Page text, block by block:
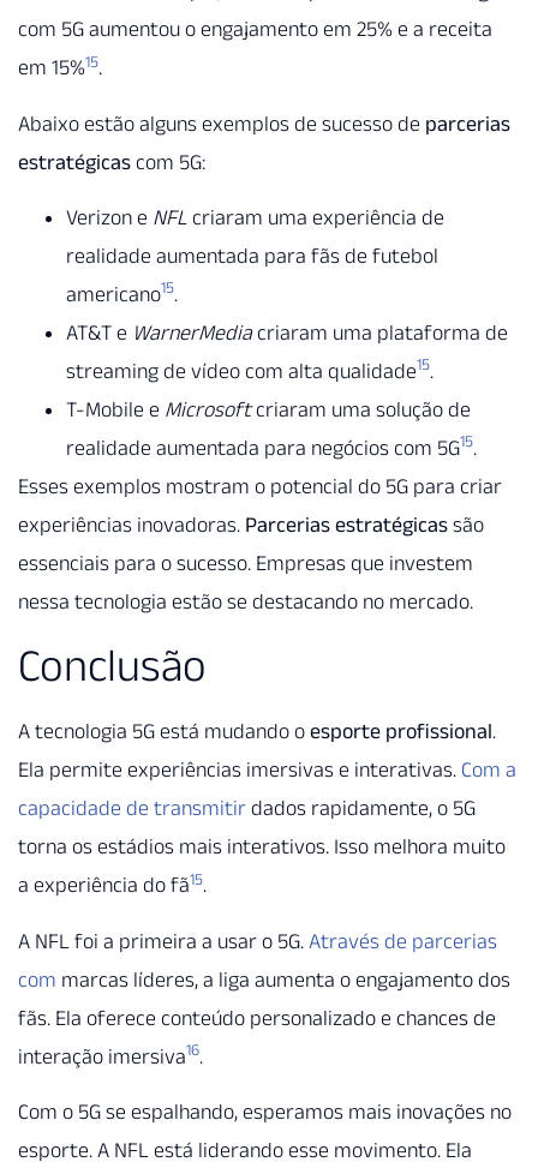
com 5G aumentou o engajamento em 25% e a receita
em 15%15.
Abaixo estão alguns exemplos de sucesso de parcerias
estratégicas com 5G:
Verizon e NFL criaram uma experiência de
realidade aumentada para fãs de futebol
americano15.
AT&T e WarnerMediacriaram uma plataforma de
streaming de vídeo com alta qualidade15.
T-Mobile e Microsoftcriaram uma solução de
realidade aumentada para negócios com 5G15.
Esses exemplos mostram o potencial do 5G para criar
experiências inovadoras. Parcerias estratégicas são
essenciais para o sucesso. Empresas que investem
nessa tecnologia estão se destacando no mercado.
Conclusão
A tecnologia 5G está mudando o esporte profissional.
Ela permite experiências imersivas e interativas. Com a
capacidade de transmitir dados rapidamente, o 5G
torna os estádios mais interativos. Isso melhora muito
a experiência do fã15.
A NFL foi a primeira a usar o 5G. Através de parcerias
com marcas líderes, a liga aumenta o engajamento dos
fãs. Ela oferece conteúdo personalizado e chances de
interação imersiva16.
Com o 5G se espalhando, esperamos mais inovações no
esporte. A NFL está liderando esse movimento. Ela